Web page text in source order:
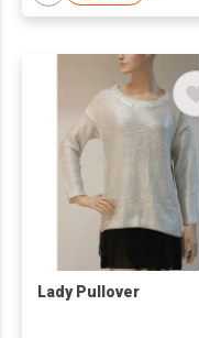
Lady Pullover